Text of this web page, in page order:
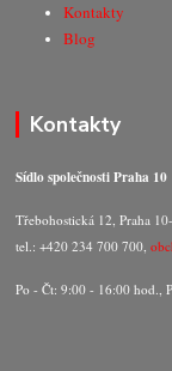
Kontakty
Blog
Kontakty
Sídlo společnosti Praha 10
Třebohostická 12, Praha
tel.: +420 234 700 700,
Po - Čt: 9:00 - 16:00 hod.,